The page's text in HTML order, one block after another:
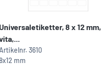
Universaletiketter, 8 x 12 mm,
3610
mm